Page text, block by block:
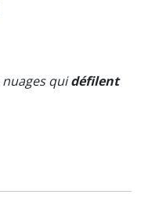
quidéfilent